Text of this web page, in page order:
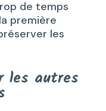
de temps
première
les
les autres